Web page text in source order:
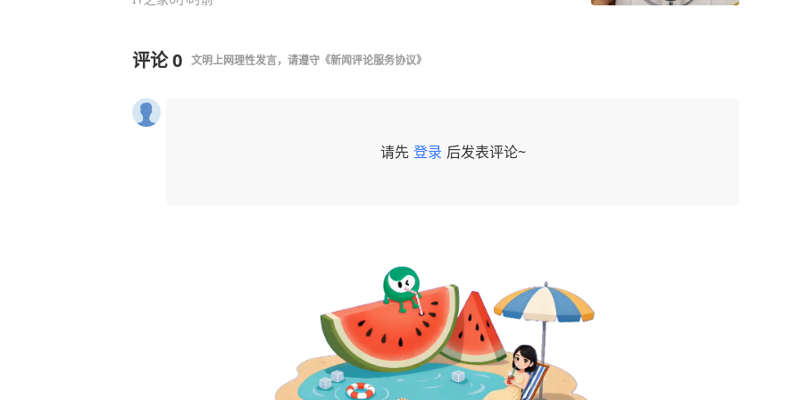
评论0 文明上网理性发言，请遵守 《新闻评论服务协议》
请先 登录 后发表评论~